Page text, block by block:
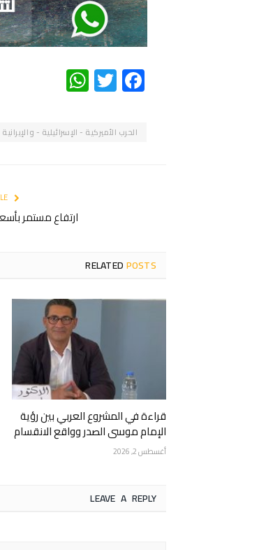
Facebook
Twitter
الحرب الأميركية - الإسرائيلية - والإيرانية
ارتفاع مستمر
RELATEDPOSTS
قراءة في المشروع العربي بين رؤية
الإمام موسى الصدر وواقع الانقسام
أغسطس 2, 2026
LEAVE A REPLY